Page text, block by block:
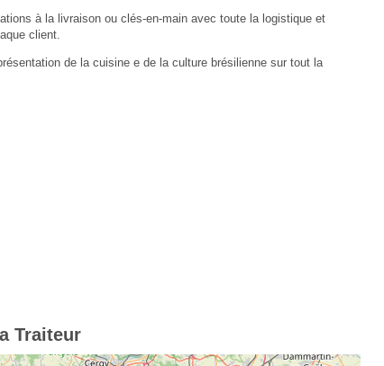
à la livraison ou clés-en-main avec toute la logistique et
client.
de la cuisine e de la culture brésilienne sur tout la
Traiteur